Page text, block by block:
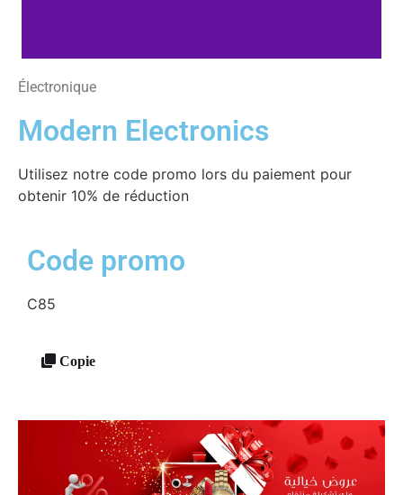
Électronique
Modern Electronics
Utilisez notre code promo lors du paiement pour
obtenir 10% de réduction
Code promo
C85
Copie